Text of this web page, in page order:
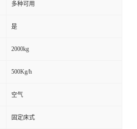
多种可用
是
2000kg
500Kg/h
空气
固定床式